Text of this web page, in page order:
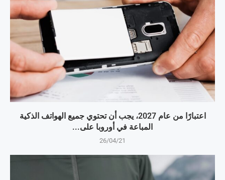
اعتبارًا من عام 2027، يجب أن تحتوي جميع الهواتف الذكية
المباعة في أوروبا على...
26/04/21